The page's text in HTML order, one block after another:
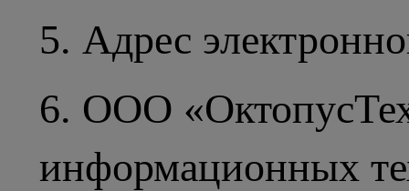
5. Адрес
6. ООО
информационных